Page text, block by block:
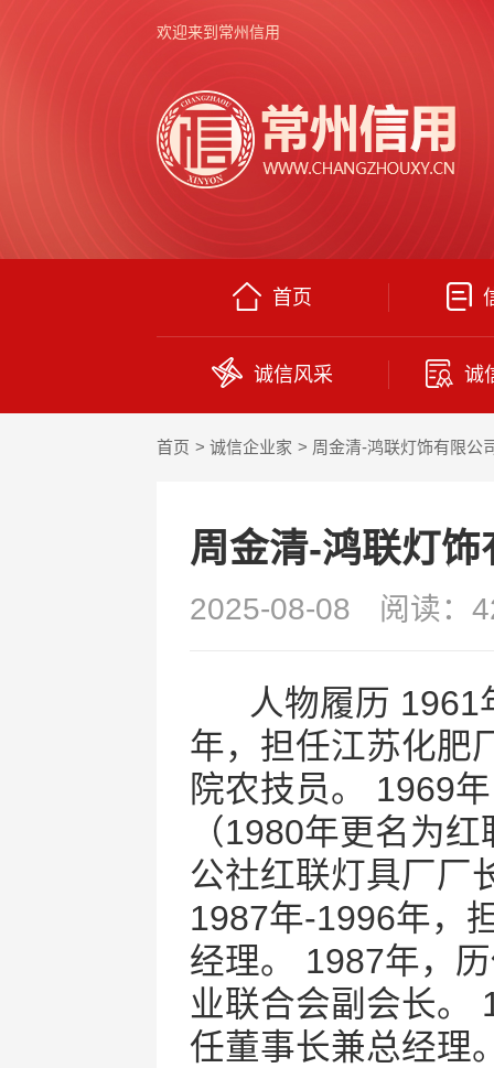
欢迎来到常州信用
首页
诚信风采 诚
首页 诚信企业家 周金清-鸿联灯饰有限公
周金清-鸿联灯
2025-08-08 阅读：
人物履历 1961
年，担任江苏化肥
院农技员。 1969
（1980年更名为
公社红联灯具厂厂
1987年-1996年，
经理。 1987年，
业联合会副会长。
任董事长兼总经理